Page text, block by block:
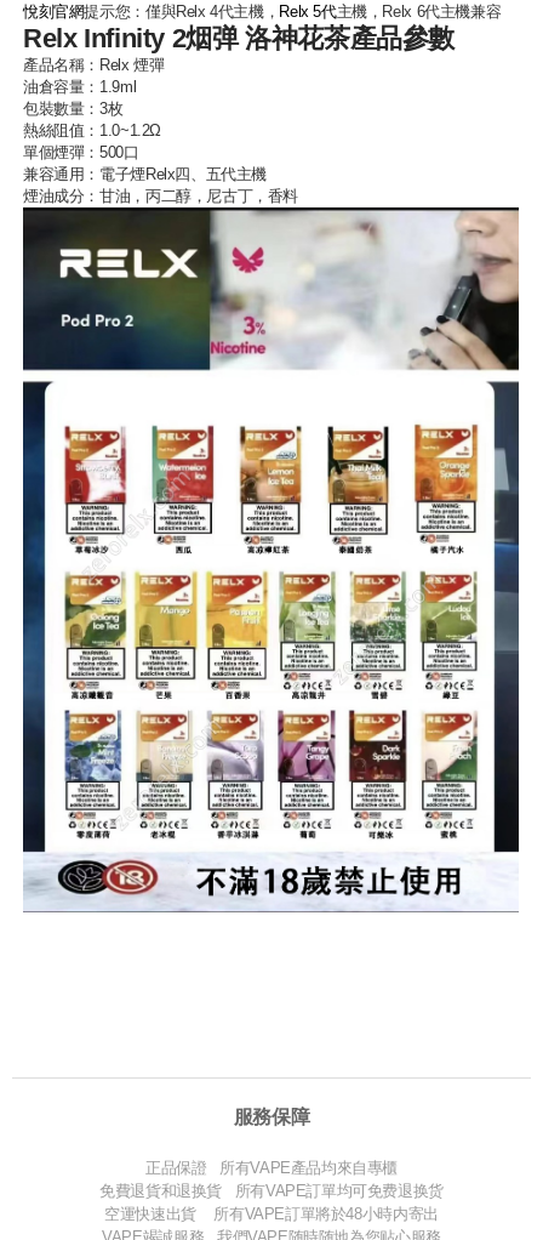
悅刻官網提示您：僅與Relx 4代主機， Relx 5代主機，Relx 6代主機兼容
Relx Infinity 2烟弹 洛神花茶產品參數
產品名稱： Relx 煙彈
油倉容量：1.9ml
包裝數量：3枚
熱絲阻值：1.0~1.2Ω
單個煙彈：500口
兼容通用： 電子煙Relx四、五代主機
煙油成分：甘油，丙二醇，尼古丁，香料
服務保障
正品保證 所有VAPE產品均來自專櫃
免費退貨和退换貨 所有VAPE訂單均可免费退换货
空運快速出貨 所有VAPE訂單將於48小時内寄出